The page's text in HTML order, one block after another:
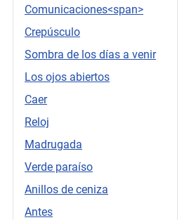
Comunicaciones<span>
Crepúsculo
Sombra de los días a venir
Los ojos abiertos
Caer
Reloj
Madrugada
Verde paraíso
Anillos de ceniza
Antes